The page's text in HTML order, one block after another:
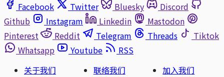
Facebook
Twitter Bluesky
Discord
Github
Instagram Linkedin
Mastodon
Pinterest
Reddit Telegram Threads
Tiktok
Whatsapp
Youtube
RSS
关于我们
联络我们
加入我们